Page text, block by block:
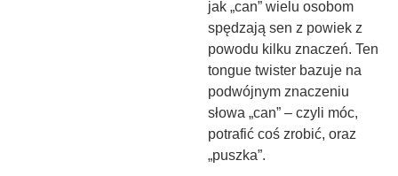
jak „can” wielu osobom
spędzają sen z powiek z
powodu kilku znaczeń. Ten
tongue twister bazuje na
podwójnym znaczeniu
słowa „can” – czyli móc,
potrafić coś zrobić, oraz
„puszka”.